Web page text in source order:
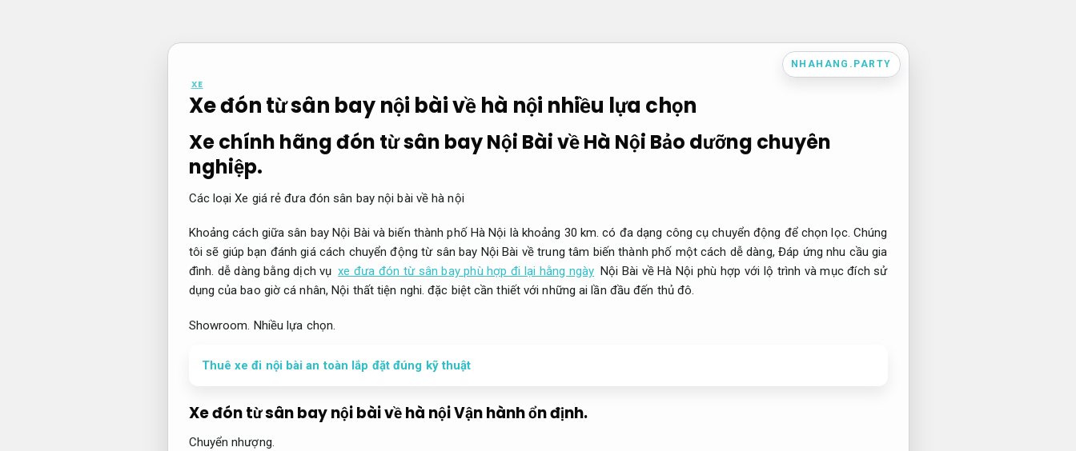
NHAHANG.PARTY
XE
Xe đón từ sân bay nội bài về hà nội nhiều lựa chọn
Xe chính hãng đón từ sân bay Nội Bài về Hà Nội Bảo dưỡng chuyên
nghiệp.
Các loại Xe giá rẻ đưa đón sân bay nội bài về hà nội
Khoảng cách giữa sân bay Nội Bài và biến thành phố Hà Nội là khoảng 30 km. có đa dạng công cụ chuyển động để chọn lọc. Chúng
tôi sẽ giúp bạn đánh giá cách chuyển động từ sân bay Nội Bài về trung tâm biến thành phố một cách dễ dàng, Đáp ứng nhu cầu gia
đình. dễ dàng bằng dịch vụ xe đưa đón từ sân bay phù hợp đi lại hằng ngày Nội Bài về Hà Nội phù hợp với lộ trình và mục đích sử
dụng của bao giờ cá nhân,Nội thất tiện nghi. đặc biệt cần thiết với những ai lần đầu đến thủ đô.
Showroom. Nhiều lựa chọn.
Thuê xe đi nội bài an toàn lắp đặt đúng kỹ thuật
Xe đón từ sân bay nội bài về hà nộiVận hành ổn định.
Chuyển nhượng.